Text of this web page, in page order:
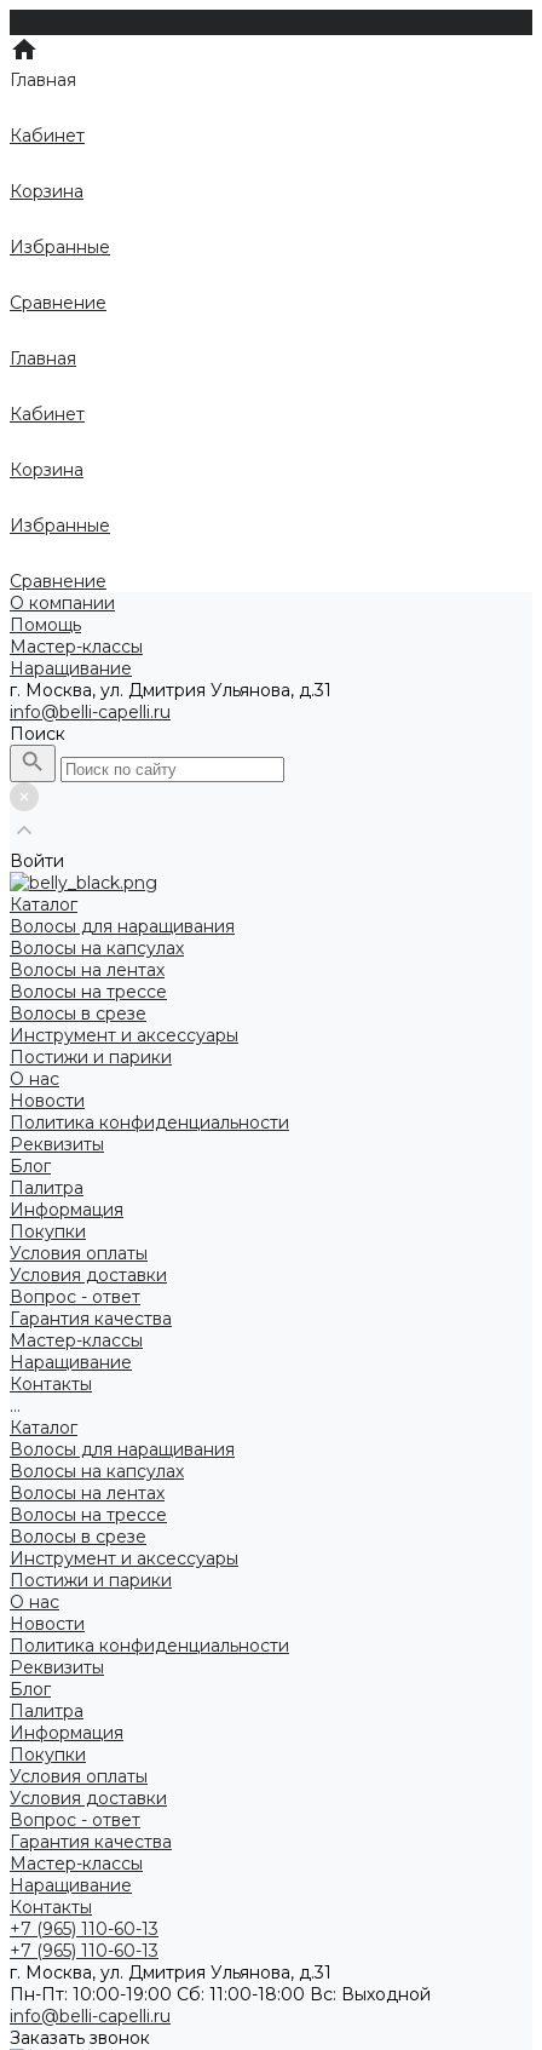
Главная
Кабинет
Корзина
Избранные
Сравнение
Главная
Кабинет
Корзина
Избранные
Сравнение
О компании
Помощь
Мастер-классы
Наращивание
г. Москва, ул. Дмитрия Ульянова, д.31
info@belli-capelli.ru
Поиск
Войти
Каталог
Волосы для наращивания
Волосы на капсулах
Волосы на лентах
Волосы на трессе
Волосы в срезе
Инструмент и аксессуары
Постижи и парики
О нас
Новости
Политика конфиденциальности
Реквизиты
Блог
Палитра
Информация
Покупки
Условия оплаты
Условия доставки
Вопрос - ответ
Гарантия качества
Мастер-классы
Наращивание
Контакты
...
Каталог
Волосы для наращивания
Волосы на капсулах
Волосы на лентах
Волосы на трессе
Волосы в срезе
Инструмент и аксессуары
Постижи и парики
О нас
Новости
Политика конфиденциальности
Реквизиты
Блог
Палитра
Информация
Покупки
Условия оплаты
Условия доставки
Вопрос - ответ
Гарантия качества
Мастер-классы
Наращивание
Контакты
+7 (965) 110-60-13
+7 (965) 110-60-13
г. Москва, ул. Дмитрия Ульянова, д.31
Пн-Пт: 10:00-19:00 Cб: 11:00-18:00 Вс: Выходной
info@belli-capelli.ru
Заказать звонок